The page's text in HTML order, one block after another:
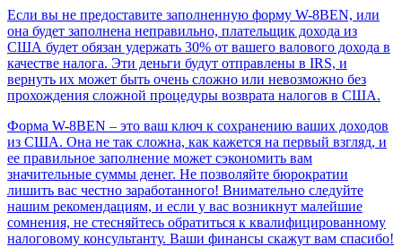
Если вы не предоставите заполненную форму W-8BEN, или
она будет заполнена неправильно, плательщик дохода из
США будет обязан удержать 30% от вашего валового дохода в
качестве налога. Эти деньги будут отправлены в IRS, и
вернуть их может быть очень сложно или невозможно без
прохождения сложной процедуры возврата налогов в США.
Форма W-8BEN – это ваш ключ к сохранению ваших доходов
из США. Она не так сложна, как кажется на первый взгляд, и
ее правильное заполнение может сэкономить вам
значительные суммы денег. Не позволяйте бюрократии
лишить вас честно заработанного! Внимательно следуйте
нашим рекомендациям, и если у вас возникнут малейшие
сомнения, не стесняйтесь обратиться к квалифицированному
налоговому консультанту. Ваши финансы скажут вам спасибо!